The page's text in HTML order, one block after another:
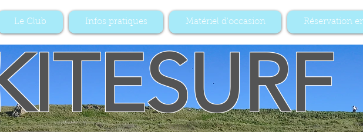
Le Club Infos pratiques Matériel d'occasion Réservation